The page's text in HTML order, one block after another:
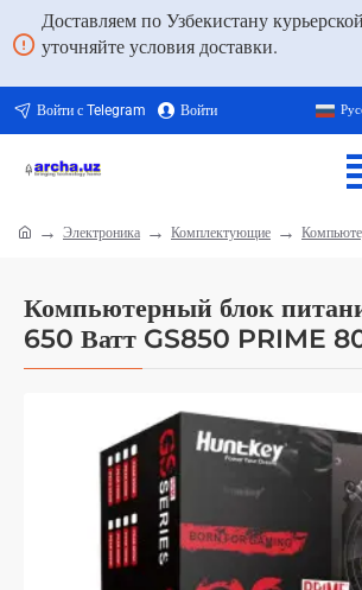
Доставляем по Узбекистану
уточняйте условия доставки.
Войти с Telegram Войти
Компьютерный блок
650 Ватт GS850 PRIME
Электроника Комплектующие